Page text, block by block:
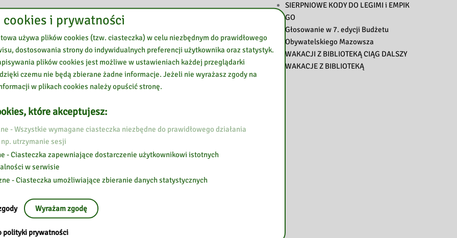
SIERPNIOWE KODY DO LEGIMI i EMPIK
GO
Głosowanie w 7. edycji Budżetu
Obywatelskiego Mazowsza
WAKACJI Z BIBLIOTEKĄ CIĄG DALSZY
WAKACJE Z BIBLIOTEKĄ
i prywatności
używa plików cookies (tzw. ciasteczka) w celu niezbędnym do prawidłowego
dostosowania strony do indywidualnych preferencji użytkownika oraz statystyk.
plików cookies jest możliwe w ustawieniach każdej przeglądarki
czemu nie będą zbierane żadne informacje. Jeżeli nie wyrażasz zgody na
w plikach cookies należy opuścić stronę.
które akceptujesz:
- Wszystkie wymagane ciasteczka niezbędne do prawidłowego działania
utrzymanie sesji
- Ciasteczka zapewniające dostarczenie użytkownikowi istotnych
w serwisie
- Ciasteczka umożliwiające zbieranie danych statystycznych
Wyrażam zgodę
polityki prywatności